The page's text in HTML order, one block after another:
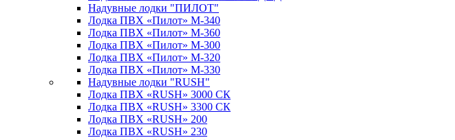
Надувные лодки "ПИЛОТ"
Лодка ПВХ «Пилот» М-340
Лодка ПВХ «Пилот» М-360
Лодка ПВХ «Пилот» М-300
Лодка ПВХ «Пилот» М-320
Лодка ПВХ «Пилот» М-330
Надувные лодки "RUSH"
Лодка ПВХ «RUSH» 3000 СК
Лодка ПВХ «RUSH» 3300 СК
Лодка ПВХ «RUSH» 200
Лодка ПВХ «RUSH» 230